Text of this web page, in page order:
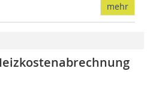
mehr